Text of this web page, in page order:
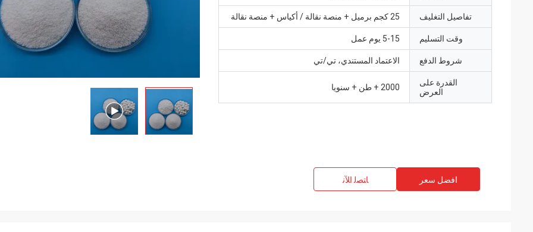
تفاصيل التغليف 25 كجم برميل + منصة نقالة / أكياس + منصة نقالة
وقت التسليم 5-15 يوم عمل
شروط الدفع الاعتماد المستندي، تي/تي
القدرة على
العرض
2000 + طن + سنويا
افضل سعر ﺎﺘﺼﻟ ﺍﻶﻧ